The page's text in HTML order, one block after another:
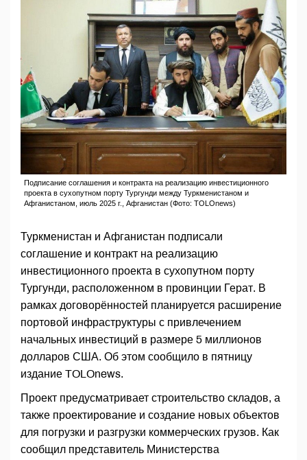
Подписание соглашения и контракта на реализацию инвестиционного
проекта в сухопутном порту Тургунди между Туркменистаном и
Афганистаном, июль 2025 г., Афганистан (Фото: TOLOnews)
Туркменистан и Афганистан подписали
соглашение и контракт на реализацию
инвестиционного проекта в сухопутном порту
Тургунди, расположенном в провинции Герат. В
рамках договорённостей планируется расширение
портовой инфраструктуры с привлечением
начальных инвестиций в размере 5 миллионов
долларов США. Об этом сообщило в пятницу
издание TOLOnews.
Проект предусматривает строительство складов, а
также проектирование и создание новых объектов
для погрузки и разгрузки коммерческих грузов. Как
сообщил представитель Министерства